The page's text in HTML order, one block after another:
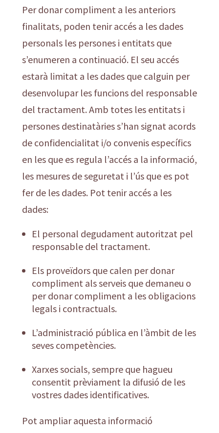
Per donar compliment a les anteriors
finalitats, poden tenir accés a les dades
personals les persones i entitats que
s’enumeren a continuació. El seu accés
estarà limitat a les dades que calguin per
desenvolupar les funcions del responsable
del tractament. Amb totes les entitats i
persones destinatàries s’han signat acords
de confidencialitat i/o convenis específics
en les que es regula l’accés a la informació,
les mesures de seguretat i l’ús que es pot
fer de les dades. Pot tenir accés a les
dades:
El personal degudament autoritzat pel
responsable del tractament.
Els proveïdors que calen per donar
compliment als serveis que demaneu o
per donar compliment a les obligacions
legals i contractuals.
L’administració pública en l’àmbit de les
seves competències.
Xarxes socials, sempre que hagueu
consentit prèviament la difusió de les
vostres dades identificatives.
Pot ampliar aquesta informació